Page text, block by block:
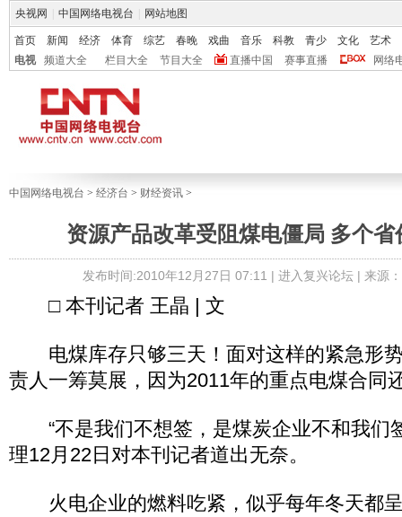
央视网 中国网络电视台 网站地图
首页 新闻 经济 体育 综艺 春晚 戏曲 音乐 科教 青少 文化
艺术
电视
频道大全 栏目大全 节目大全 直播中国 赛事直播 网络
中国网络电视台 > 经济台 > 财经资讯 >
资源产品改革受阻煤电僵局 多个省
发布时间:2010年12月27日 07:11 | 进入复兴论坛 | 来源
□ 本刊记者 王晶 | 文
电煤库存只够三天！面对这样的紧急形
责人一筹莫展，因为2011年的重点电煤合同
“不是我们不想签，是煤炭企业不和我们
理12月22日对本刊记者道出无奈。
火电企业的燃料吃紧，似乎每年冬天都